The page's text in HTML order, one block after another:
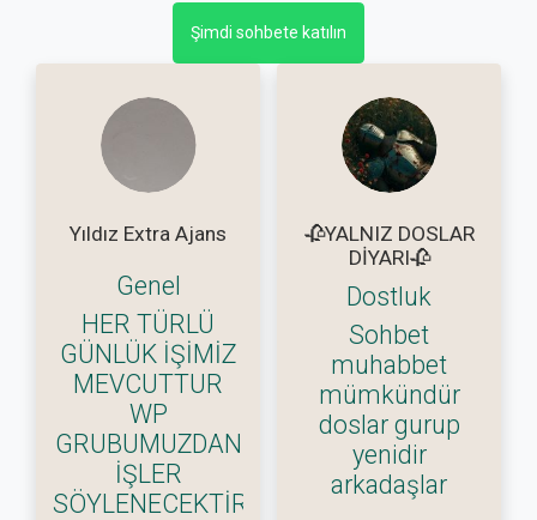
Şimdi sohbete katılın
Yıldız Extra Ajans
Genel
HER TÜRLÜ
GÜNLÜK İŞİMİZ
MEVCUTTUR
WP
GRUBUMUZDAN
İŞLER
SÖYLENECEKTİR
🥀YALNIZ DOSLAR
DİYARI🥀
Dostluk
Sohbet
muhabbet
mümkündür
doslar gurup
yenidir
arkadaşlar